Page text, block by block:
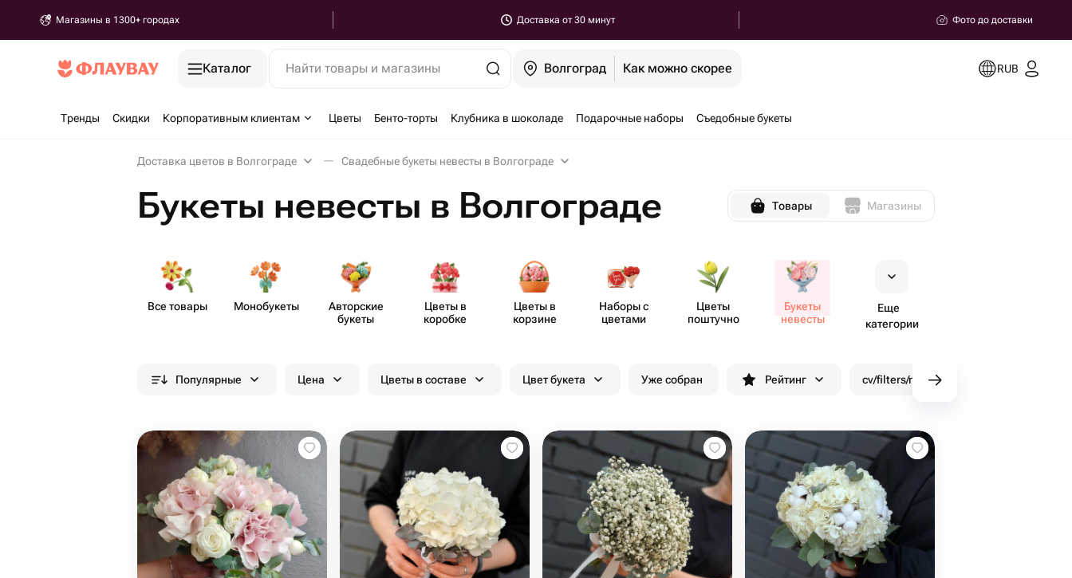
Магазины в 1300+ городах Доставка от 30 минут Фото до доставки
Каталог Найти товары и магазины Волгоград Как можно скорее RUB
Тренды Скидки Корпоративным клиентам Цветы Бенто-торты Клубника в шоколаде Подарочные наборы Съедобные букеты
Доставка цветов в Волгограде Свадебные букеты невесты в Волгограде
Букеты невесты в Волгограде Товары Магазины
Все товары Моно​букеты
Авторские
букеты
Цветы в
коробке
Цветы в
корзине
Наборы с
цветами
Цветы
поштучно
Букеты
невесты
Еще
категории
Популярные Цена Цветы в составе Цвет букета Уже собран Рейтинг cv/filters/name_fast_delivery